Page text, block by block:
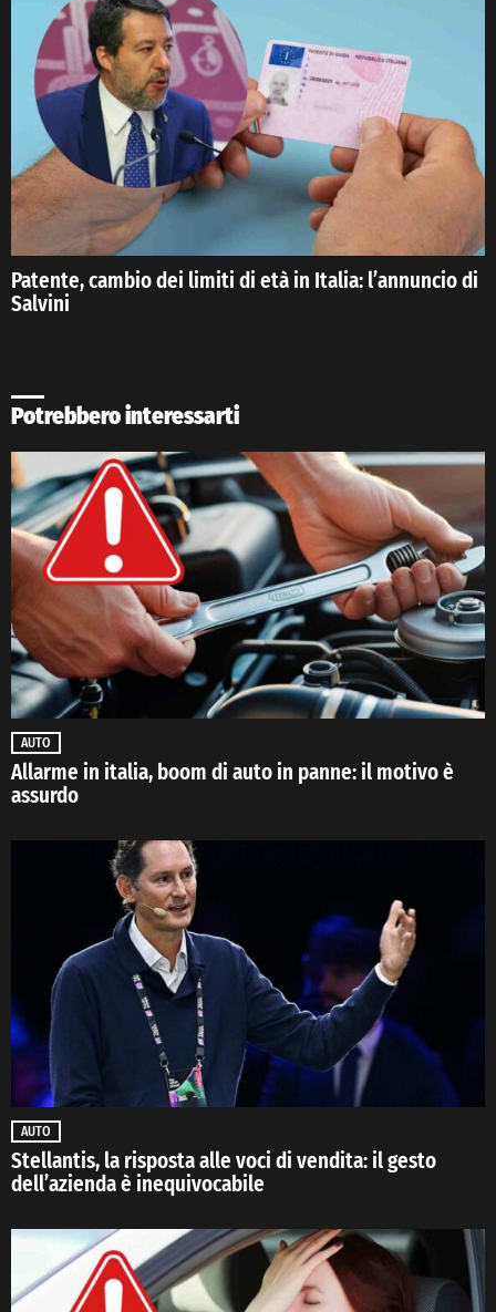
Patente, cambio dei limiti di età in Italia: l’annuncio di
Salvini
Potrebbero interessarti
AUTO
Allarme in italia, boom di auto in panne: il motivo è
assurdo
AUTO
Stellantis, la risposta alle voci di vendita: il gesto
dell’azienda è inequivocabile